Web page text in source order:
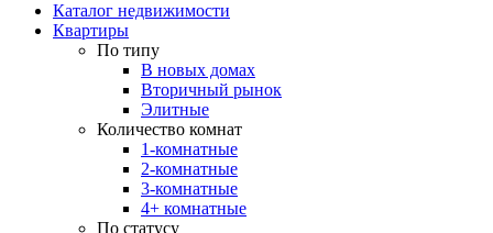
Каталог недвижимости
Квартиры
По типу
В новых домах
Вторичный рынок
Элитные
Количество комнат
1-комнатные
2-комнатные
3-комнатные
4+ комнатные
По статусу